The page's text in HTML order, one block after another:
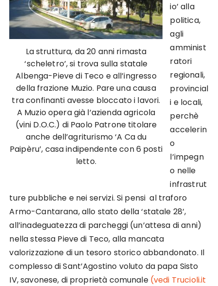
La struttura, da 20 anni rimasta
‘scheletro’, si trova sulla statale
Albenga-Pieve di Teco e all’ingresso
della frazione Muzio. Pare una causa
tra confinanti avesse bloccato i lavori.
A Muzio opera già l’azienda agricola
(vini D.O.C.) di Paolo Patrone titolare
anche dell’agriturismo ‘A Ca du
Paipèru’, casa indipendente con 6 posti
letto.
io’ alla
politica,
agli
amminist
ratori
regionali,
provincial
i e locali,
perchè
accelerin
o
l’impegn
o nelle
infrastrut
ture pubbliche e nei servizi. Si pensi al traforo
Armo-Cantarana, allo stato della ‘statale 28’,
all’inadeguatezza di parcheggi (un’attesa di anni)
nella stessa Pieve di Teco, alla mancata
valorizzazione di un tesoro storico abbandonato. Il
complesso di Sant’Agostino voluto da papa Sisto
IV, savonese, di proprietà comunale (vedi Trucioli.it